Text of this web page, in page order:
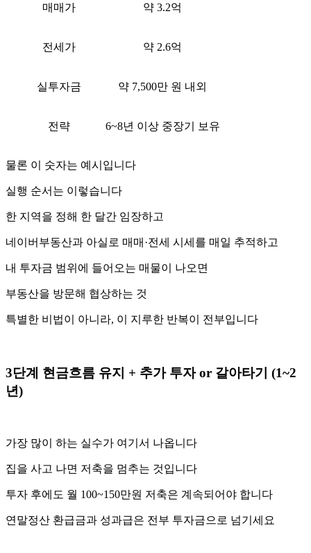
매매가 약 3.2억
전세가 약 2.6억
실투자금 약 7,500만 원 내외
전략 6~8년 이상 중장기 보유
물론 이 숫자는 예시입니다
실행 순서는 이렇습니다
한 지역을 정해 한 달간 임장하고
네이버부동산과 아실로 매매·전세 시세를 매일 추적하고
내 투자금 범위에 들어오는 매물이 나오면
부동산을 방문해 협상하는 것
특별한 비법이 아니라, 이 지루한 반복이 전부입니다
3단계 현금흐름 유지 + 추가 투자 or 갈아타기 (1~2
년)
가장 많이 하는 실수가 여기서 나옵니다
집을 사고 나면 저축을 멈추는 것입니다
투자 후에도 월 100~150만원 저축은 계속되어야 합니다
연말정산 환급금과 성과급은 전부 투자금으로 넘기세요